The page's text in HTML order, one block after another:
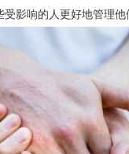
影响的人更好地管理他